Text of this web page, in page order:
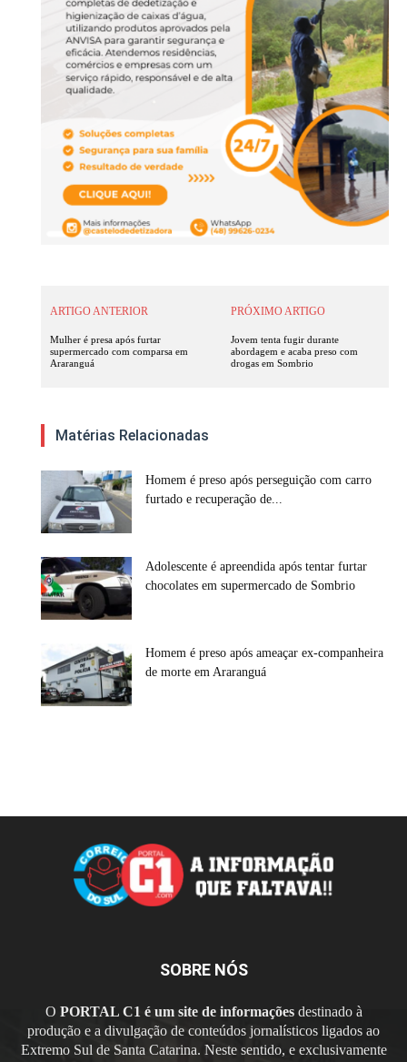
ARTIGO ANTERIOR
Mulher é presa após furtar
supermercado com comparsa em
Araranguá
PRÓXIMO ARTIGO
Jovem tenta fugir durante
abordagem e acaba preso com
drogas em Sombrio
Matérias Relacionadas
Homem é preso após perseguição com carro
furtado e recuperação de...
Adolescente é apreendida após tentar furtar
chocolates em supermercado de Sombrio
Homem é preso após ameaçar ex-companheira
de morte em Araranguá
SOBRE NÓS
O PORTAL C1 é um site de informaçõesdestinado à
produção e a divulgação de conteúdos jornalísticos ligados ao
Extremo Sul de Santa Catarina. Neste sentido, e exclusivamente